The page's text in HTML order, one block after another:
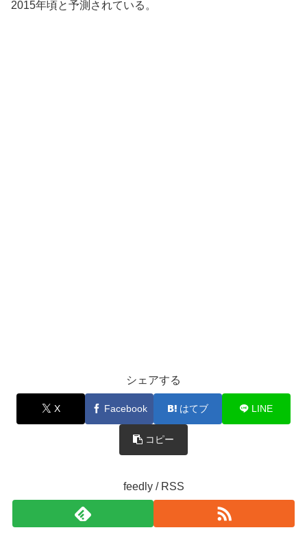
2015年頃と予測されている。
シェアする
X Facebook はてブ LINE
コピー
feedly / RSS